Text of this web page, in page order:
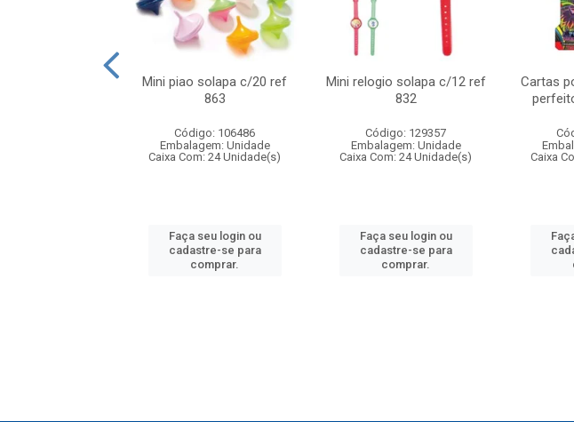
Mini piao solapa c/20 ref
863
Código: 106486
Embalagem: Unidade
Caixa Com: 24 Unidade(s)
Faça seu login ou
cadastre-se para
comprar.
Mini relogio solapa c/12 ref
832
Código: 129357
Embalagem: Unidade
Caixa Com: 24 Unidade(s)
Faça seu login ou
cadastre-se para
comprar.
Cartas
Caixa